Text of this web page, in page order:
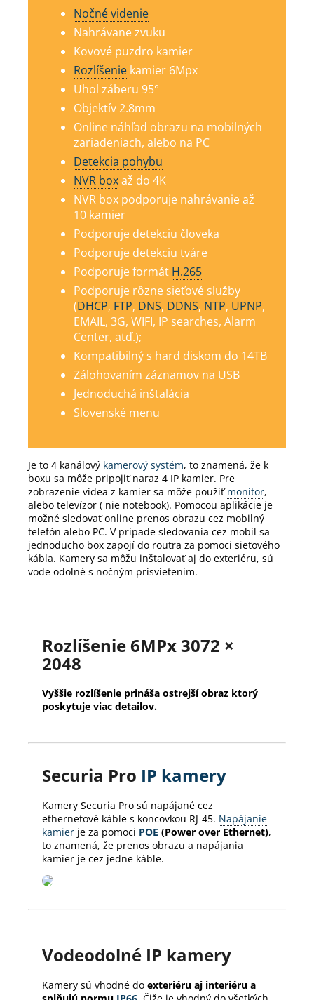
Nočné videnie
Nahrávane zvuku
Kovové puzdro kamier
Rozlíšenie kamier 6Mpx
Uhol záberu 95°
Objektív 2.8mm
Online náhľad obrazu na mobilných
zariadeniach, alebo na PC
Detekcia pohybu
NVR boxaž do 4K
NVR box podporuje nahrávanie až
10 kamier
Podporuje detekciu človeka
Podporuje detekciu tváre
Podporuje formát H.265
Podporuje rôzne sieťové služby
(DHCP, FTP, DNS, DDNS, NTP, UPNP,
EMAIL, 3G, WIFI, IP searches, Alarm
Center, atď.);
Kompatibilný s hard diskom do 14TB
Zálohovaním záznamov na USB
Jednoduchá inštalácia
Slovenské menu
Je to 4 kanálový kamerový systém, to znamená, že k
boxu sa môže pripojiť naraz 4 IP kamier. Pre
zobrazenie videa z kamier sa môže použiťmonitor,
alebo televízor ( nie notebook). Pomocou aplikácie je
možné sledovať online prenos obrazu cez mobilný
telefón alebo PC. V prípade sledovania cez mobil sa
jednoducho box zapojí do routra za pomoci sieťového
kábla. Kamery sa môžu inštalovať aj do exteriéru, sú
vode odolné s nočným prisvietením.
Rozlíšenie 6MPx 3072 ×
2048
Vyššie rozlíšenie prináša ostrejší obraz ktorý
poskytuje viac detailov.
Securia Pro IP kamery
Kamery Securia Pro sú napájané cez
ethernetové káble s koncovkou RJ-45. Napájanie
kamier je za pomoci POE (Power over Ethernet),
to znamená, že prenos obrazu a napájania
kamier je cez jedne káble.
Vodeodolné IP kamery
Kamery sú vhodné do exteriéru aj interiéru a